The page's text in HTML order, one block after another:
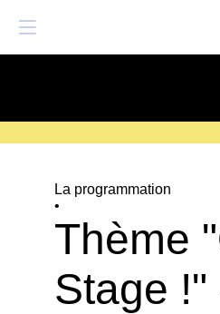
La programmation
•
Thème
Stage !"